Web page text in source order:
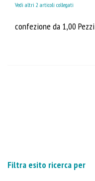
Vedi altri 2 articoli collegati
confezione da 1,00 Pezzi
Filtra esito ricerca per